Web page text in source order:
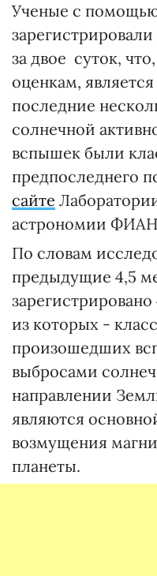
Ученые с
за двое суток,
оценкам,
последние
солнечной
вспышек были
предпоследнего
сайте
астрономии
По словам
предыдущие 4,5
из которых -
произошедших
выбросами
направлении
являются
возмущения
планеты.